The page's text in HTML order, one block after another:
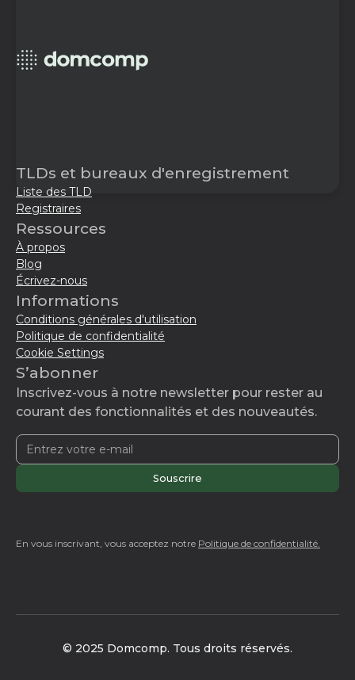
TLDs et bureaux d'enregistrement
Liste des TLD
Registraires
Ressources
À propos
Blog
Écrivez-nous
Informations
Conditions générales d'utilisation
Politique de confidentialité
Cookie Settings
S’abonner
Inscrivez-vous à notre newsletter pour rester au
courant des fonctionnalités et des nouveautés.
En vous inscrivant, vous acceptez notre Politique de confidentialité.
© 2025 Domcomp. Tous droits réservés.